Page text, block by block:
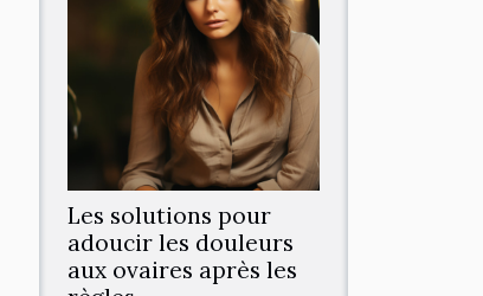
Les solutions pour
adoucir les douleurs
aux ovaires après les